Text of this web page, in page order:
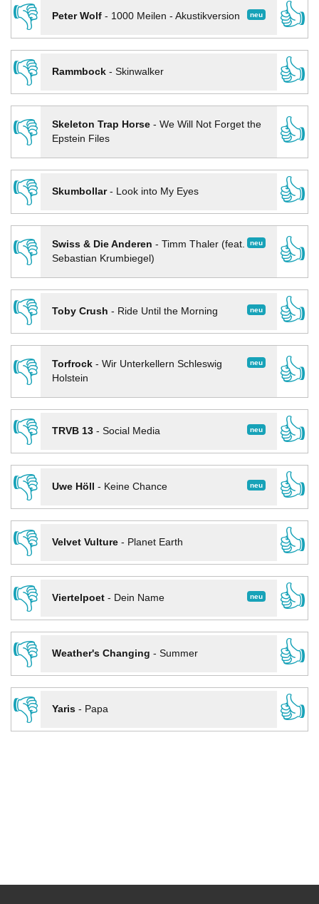
👎
neu
Peter Wolf- 1000 Meilen - Akustikversion
👍
👎
Rammbock- Skinwalker
👍
👎
Skeleton Trap Horse- We Will Not Forget the
Epstein Files
👍
👎
Skumbollar- Look into My Eyes
👍
👎
neu
Swiss & Die Anderen - Timm Thaler (feat.
Sebastian Krumbiegel)
👍
👎
neu
Toby Crush - Ride Until the Morning
👍
👎
neu
Torfrock- Wir Unterkellern Schleswig
Holstein
👍
👎
neu
TRVB 13- Social Media
👍
👎
neu
Uwe Höll - Keine Chance
👍
👎
Velvet Vulture- Planet Earth
👍
👎
neu
Viertelpoet- Dein Name
👍
👎
Weather's Changing - Summer
👍
👎
Yaris- Papa 👍